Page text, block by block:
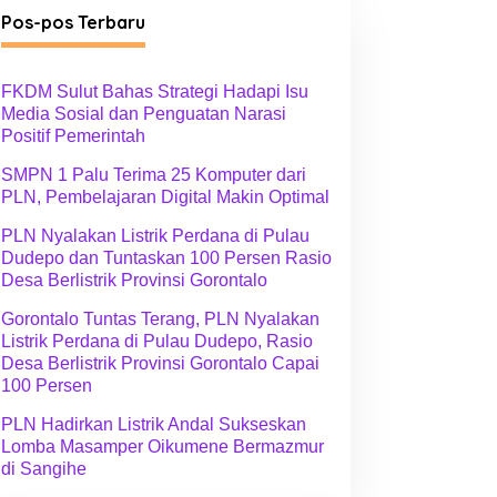
g
o
i
Pos-pos Terbaru
FKDM Sulut Bahas Strategi Hadapi Isu
Media Sosial dan Penguatan Narasi
Positif Pemerintah
SMPN 1 Palu Terima 25 Komputer dari
PLN, Pembelajaran Digital Makin Optimal
PLN Nyalakan Listrik Perdana di Pulau
Dudepo dan Tuntaskan 100 Persen Rasio
Desa Berlistrik Provinsi Gorontalo
Gorontalo Tuntas Terang, PLN Nyalakan
Listrik Perdana di Pulau Dudepo, Rasio
Desa Berlistrik Provinsi Gorontalo Capai
100 Persen
PLN Hadirkan Listrik Andal Sukseskan
Lomba Masamper Oikumene Bermazmur
di Sangihe